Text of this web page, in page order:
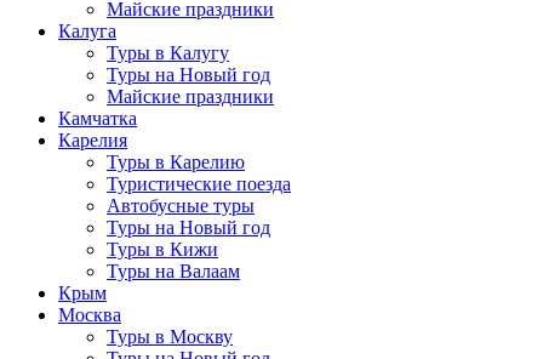
Майские праздники
Калуга
Туры в Калугу
Туры на Новый год
Майские праздники
Камчатка
Карелия
Туры в Карелию
Туристические поезда
Автобусные туры
Туры на Новый год
Туры в Кижи
Туры на Валаам
Крым
Москва
Туры в Москву